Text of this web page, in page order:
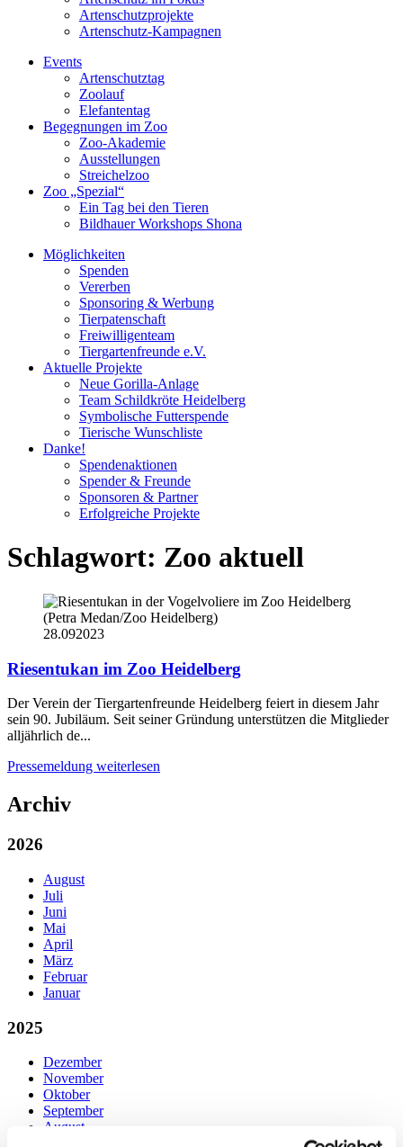
Artenschutzprojekte
Artenschutz-Kampagnen
Events
Artenschutztag
Zoolauf
Elefantentag
Begegnungen im Zoo
Zoo-Akademie
Ausstellungen
Streichelzoo
Zoo „Spezial“
Ein Tag bei den Tieren
Bildhauer Workshops Shona
Möglichkeiten
Spenden
Vererben
Sponsoring & Werbung
Tierpatenschaft
Freiwilligenteam
Tiergartenfreunde e.V.
Aktuelle Projekte
Neue Gorilla-Anlage
Team Schildkröte Heidelberg
Symbolische Futterspende
Tierische Wunschliste
Danke!
Spendenaktionen
Spender & Freunde
Sponsoren & Partner
Erfolgreiche Projekte
Schlagwort: Zoo aktuell
28.092023
Riesentukan im Zoo Heidelberg
Der Verein der Tiergartenfreunde Heidelberg feiert in diesem Jahr
sein 90. Jubiläum. Seit seiner Gründung unterstützen die Mitglieder
alljährlich de...
Pressemeldung weiterlesen
Archiv
2026
August
Juli
Juni
Mai
April
März
Februar
Januar
2025
Dezember
November
Oktober
September
August